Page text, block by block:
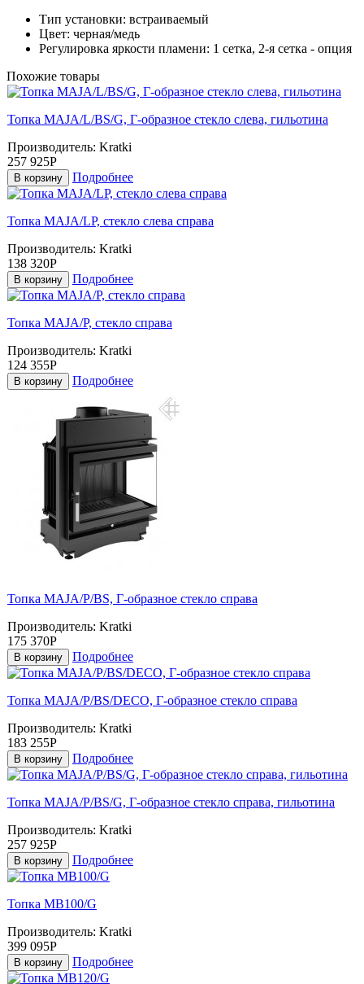
Тип установки: встраиваемый
Цвет: черная/медь
Регулировка яркости пламени: 1 сетка, 2-я сетка - опция
Похожие товары
Топка MAJA/L/BS/G, Г-образное стекло слева, гильотина
Производитель: Kratki
257 925Р
В корзину Подробнее
Топка MAJA/LP, стекло слева справа
Производитель: Kratki
138 320Р
В корзину Подробнее
Топка MAJA/P, стекло справа
Производитель: Kratki
124 355Р
В корзину Подробнее
Топка MAJA/P/BS, Г-образное стекло справа
Производитель: Kratki
175 370Р
В корзину Подробнее
Топка MAJA/P/BS/DECO, Г-образное стекло справа
Производитель: Kratki
183 255Р
В корзину Подробнее
Топка MAJA/P/BS/G, Г-образное стекло справа, гильотина
Производитель: Kratki
257 925Р
В корзину Подробнее
Топка MB100/G
Производитель: Kratki
399 095Р
В корзину Подробнее